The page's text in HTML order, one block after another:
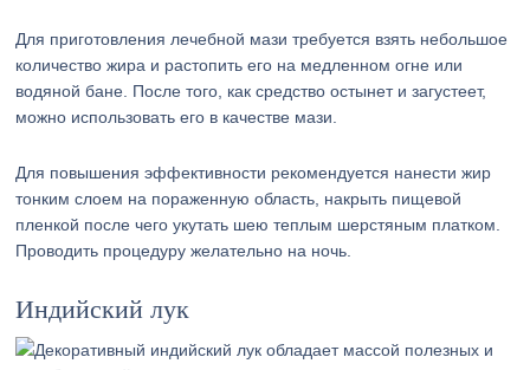
Для приготовления лечебной мази требуется взять небольшое
количество жира и растопить его на медленном огне или
водяной бане. После того, как средство остынет и загустеет,
можно использовать его в качестве мази.
Для повышения эффективности рекомендуется нанести жир
тонким слоем на пораженную область, накрыть пищевой
пленкой после чего укутать шею теплым шерстяным платком.
Проводить процедуру желательно на ночь.
Индийский лук